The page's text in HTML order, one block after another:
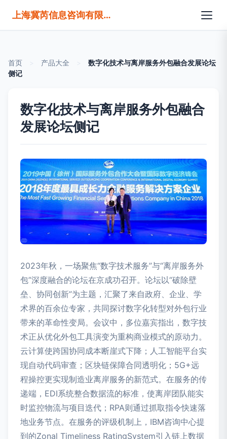
上海冀芮信息咨询有限公司
首页 产品大全
数字化技术与离岸服务外包融合发展论坛
侧记
数字化技术与离岸服务外包融合
发展论坛侧记
2023年秋，一场聚焦“数字技术服务”与“离岸服务外
包”深度融合的论坛在京成功召开。论坛以“破除壁
垒、协同创新”为主题，汇聚了来自政府、企业、学
术界的百余位专家，共同探讨数字化转型对外包行业
带来的革命性变局。会议中，多位嘉宾指出，数字技
术正从优化外包工具演变为重构商业模式的原动力。
云计算使跨国协同成本断崖式下降；人工智能平台实
现自动代码审查；区块链保障合同透明化；5G+远
程操控更实现制造业离岸服务的新范式。在服务的传
递端，EDI系统整合数据流的标准，使离岸团队能实
时监控物流与项目迭代；RPA则通过抓取指令快速落
地业务节点。在服务的评级机制上，IBM咨询中心提
到的Zonal Timeliness RatingSystem引入链上数据